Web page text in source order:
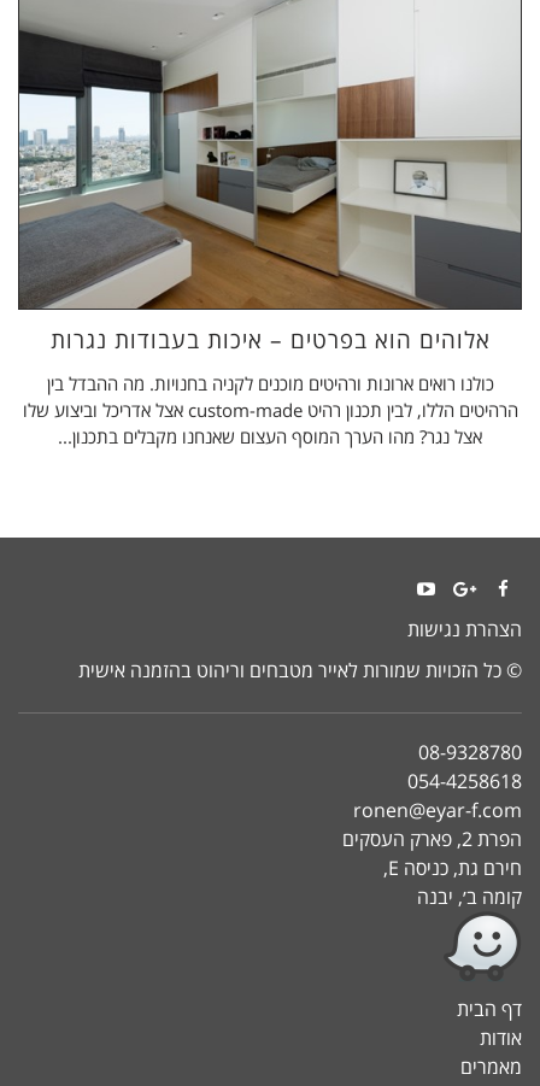
אלוהים הוא בפרטים – איכות בעבודות נגרות
כולנו רואים ארונות ורהיטים מוכנים לקניה בחנויות. מה ההבדל בין
הרהיטים הללו, לבין תכנון רהיט custom-made אצל אדריכל וביצוע שלו
אצל נגר? מהו הערך המוסף העצום שאנחנו מקבלים בתכנון...
Facebook
Google+
YouTubeהצהרת נגישות
© כל הזכויות שמורות לאייר מטבחים וריהוט בהזמנה אישית
08-9328780
054-4258618
ronen@eyar-f.com
הפרת 2, פארק העסקים
חירם גת, כניסה E,
קומה ב׳, יבנה
דף הבית
אודות
מאמרים